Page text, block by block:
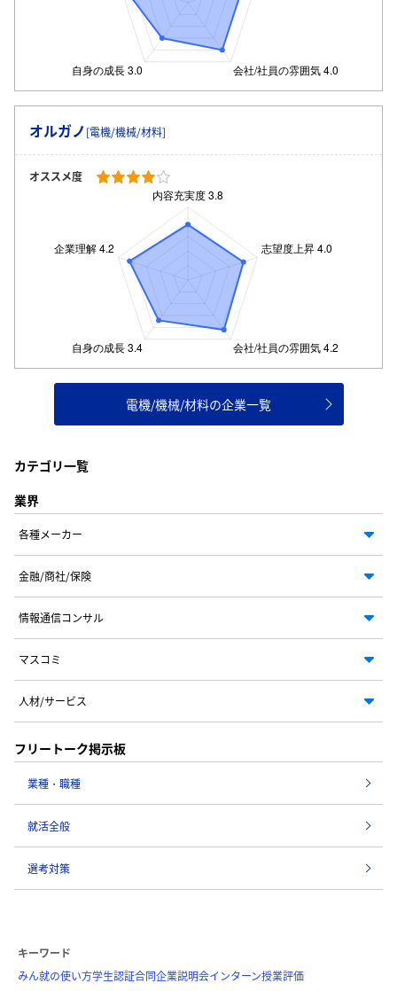
オルガノ[電機/機械/材料]
オススメ度
電機/機械/材料の企業一覧
カテゴリ一覧
業界
各種メーカー
金融/商社/保険
情報通信コンサル
マスコミ
人材/サービス
フリートーク掲示板
業種・職種
就活全般
選考対策
キーワード
みん就の使い方学生認証合同企業説明会インターン授業評価